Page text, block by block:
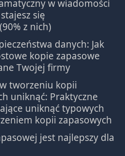
w wiadomości
się
z nich)
danych: Jak
kopie zapasowe
Twojej firmy
tworzeniu kopii
uniknąć: Praktyczne
uniknąć typowych
kopii zapasowych
jest najlepszy dla